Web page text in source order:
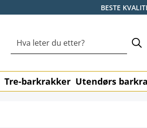
BESTE
Tre-barkrakker Utendørs